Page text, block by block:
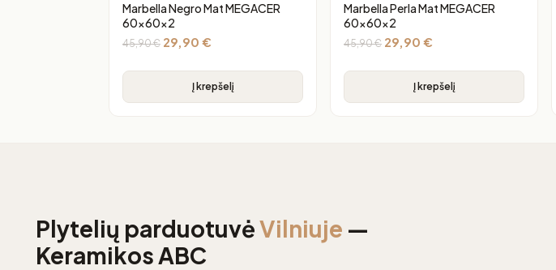
Marbella Negro Mat MEGACER
60x60x2
45,90€ 29,90 €
Į krepšelį
Marbella Perla Mat MEGACER
60x60x2
45,90€ 29,90 €
Į krepšelį
Plytelių parduotuvėVilniuje —
Keramikos ABC